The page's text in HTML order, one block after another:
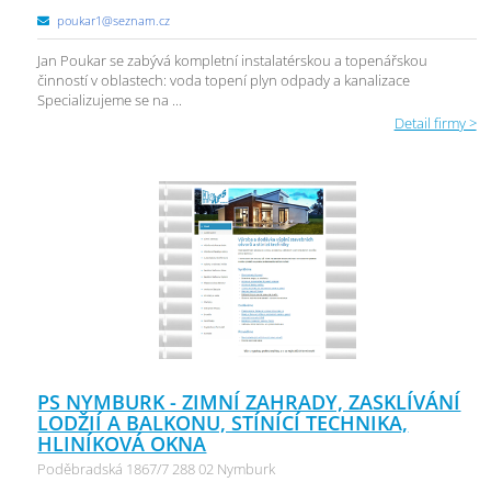
poukar1@seznam.cz
Jan Poukar se zabývá kompletní instalatérskou a topenářskou
činností v oblastech: voda topení plyn odpady a kanalizace
Specializujeme se na ...
Detail firmy >
PS NYMBURK - ZIMNÍ ZAHRADY, ZASKLÍVÁNÍ
LODŽIÍ A BALKONU, STÍNÍCÍ TECHNIKA,
HLINÍKOVÁ OKNA
Poděbradská 1867/7 288 02 Nymburk